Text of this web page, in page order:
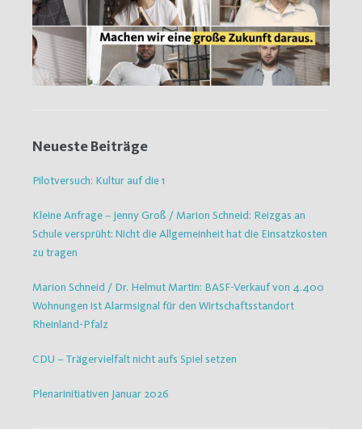
Neueste Beiträge
Pilotversuch: Kultur auf die 1
Kleine Anfrage – Jenny Groß / Marion Schneid: Reizgas an
Schule versprüht: Nicht die Allgemeinheit hat die Einsatzkosten
zu tragen
Marion Schneid / Dr. Helmut Martin: BASF-Verkauf von 4.400
Wohnungen ist Alarmsignal für den Wirtschaftsstandort
Rheinland-Pfalz
CDU – Trägervielfalt nicht aufs Spiel setzen
Plenarinitiativen Januar 2026